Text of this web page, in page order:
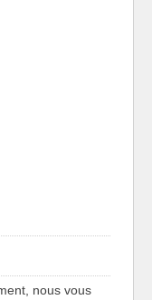
nous vous